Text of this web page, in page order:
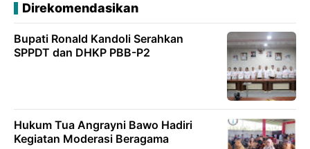
Direkomendasikan
Bupati Ronald Kandoli Serahkan
SPPDT dan DHKP PBB-P2
Hukum Tua Angrayni Bawo Hadiri
Kegiatan Moderasi Beragama